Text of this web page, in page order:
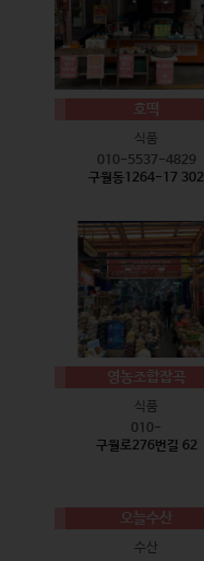
호떡
식품
010-5537-4829
구월동1264-17 302
영농조합잡곡
식품
010-
구월로276번길 62
오늘수산
수산